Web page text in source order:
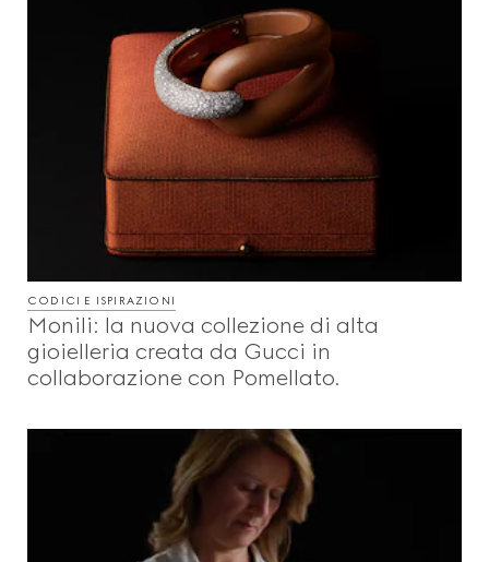
CODICI E ISPIRAZIONI
Monili: la nuova collezione di alta
gioielleria creata da Gucci in
collaborazione con Pomellato.